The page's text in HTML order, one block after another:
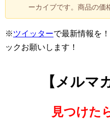
ーカイブです。商品の価
※ツイッターで最新情報を
ックお願いします！
【メルマ
見つけた